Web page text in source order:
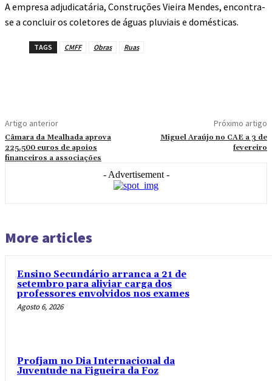
A empresa adjudicatária, Construções Vieira Mendes, encontra-
se a concluir os coletores de águas pluviais e domésticas.
TAGS CMFF Obras Ruas
Artigo anterior
Câmara da Mealhada aprova
225.500 euros de apoios
financeiros a associações
Próximo artigo
Miguel Araújo no CAE a 3 de
fevereiro
- Advertisement -
More articles
Ensino Secundário arranca a 21 de
setembro para aliviar carga dos
professores envolvidos nos exames
Agosto 6, 2026
Profjam no Dia Internacional da
Juventude na Figueira da Foz